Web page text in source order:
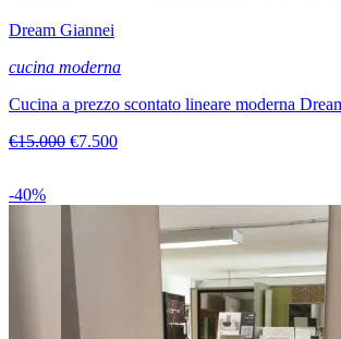
Dream Giannei
cucina moderna
Cucina a prezzo scontato lineare moderna
€15.000 €7.500
-40%